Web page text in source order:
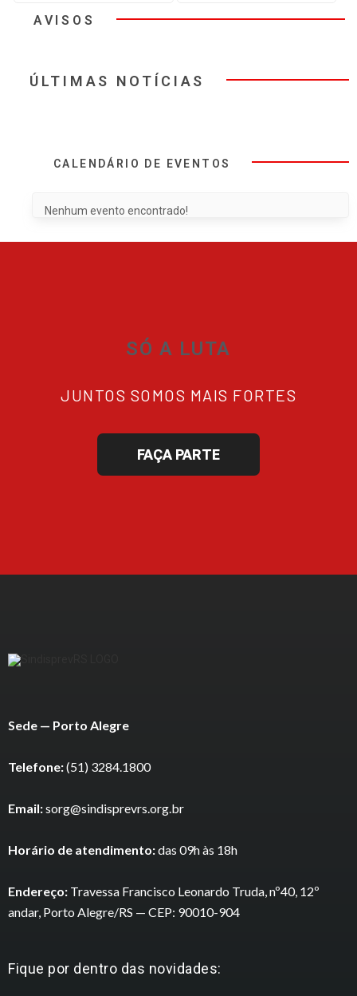
AVISOS
ÚLTIMAS NOTÍCIAS
CALENDÁRIO DE EVENTOS
Nenhum evento encontrado!
SÓ A LUTA
JUNTOS SOMOS MAIS FORTES
FAÇA PARTE
Sede — Porto Alegre
Telefone:(51) 3284.1800
Email:sorg@sindisprevrs.org.br
Horário de atendimento:das 09h às 18h
Endereço: Travessa Francisco Leonardo Truda, nº40, 12º
andar, Porto Alegre/RS — CEP: 90010-904
Fique por dentro das novidades: